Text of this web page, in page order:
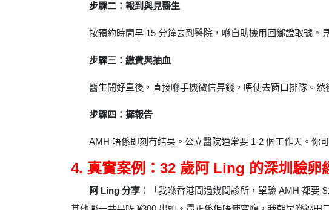
步驟二：報到與見醫生
按預約時間早 15 分鐘去到醫院，喺自助機用回鄉證取號。
步驟三：繳費與抽血
醫生開好單後，直接喺手機微信畀錢，唔使去窗口排隊。然
步驟四：攞報告
AMH 唔係即刻有結果。公立醫院通常要 1-2 個工作天。你
4. 真實案例：32 歲阿 Ling 的深圳驗卵
阿 Ling 分享：
「我喺香港問過幾間診所，單驗 AMH 都要